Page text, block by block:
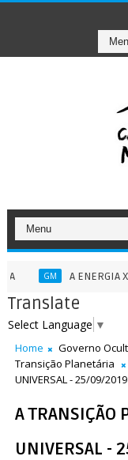
A ENERGIA
Translate
Select Language ▼
Home Governo
Transição Planetária
UNIVERSAL - 25/09/2019
A TRANSIÇÃO
UNIVERSAL -